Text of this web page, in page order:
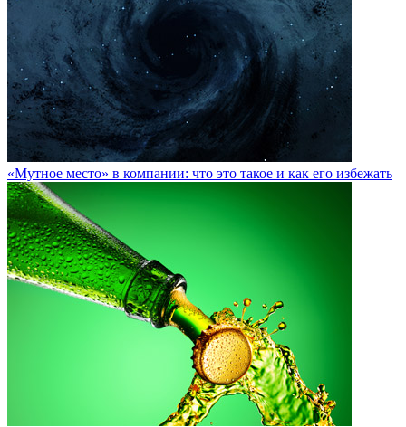
«Мутное место» в компании: что это такое и как его избежать